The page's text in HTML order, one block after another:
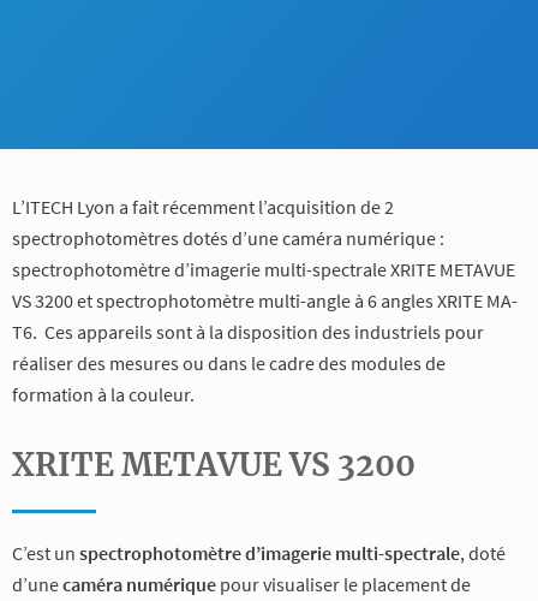
L’ITECH Lyon a fait récemment l’acquisition de 2
spectrophotomètres dotés d’une caméra numérique :
spectrophotomètre d’imagerie multi-spectrale XRITE METAVUE
VS 3200 et spectrophotomètre multi-angle à 6 angles XRITE MA-
T6. Ces appareils sont à la disposition des industriels pour
réaliser des mesures ou dans le cadre des modules de
formation à la couleur.
XRITE METAVUE VS 3200
C’est un spectrophotomètre d’imagerie multi-spectrale, doté
d’unecaméra numérique pour visualiser le placement de